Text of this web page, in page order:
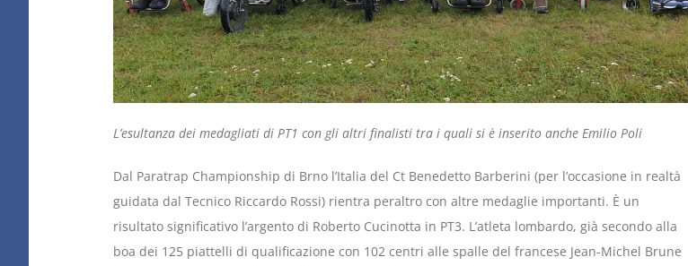
L’esultanza dei medagliati di PT1 con gli altri finalisti tra i quali si è inserito anche Emilio Poli
Dal Paratrap Championship di Brno l’Italia del Ct Benedetto Barberini (per l’occasione in realtà
guidata dal Tecnico Riccardo Rossi) rientra peraltro con altre medaglie importanti. È un
risultato significativo l’argento di Roberto Cucinotta in PT3. L’atleta lombardo, già secondo alla
boa dei 125 piattelli di qualificazione con 102 centri alle spalle del francese Jean-Michel Brune